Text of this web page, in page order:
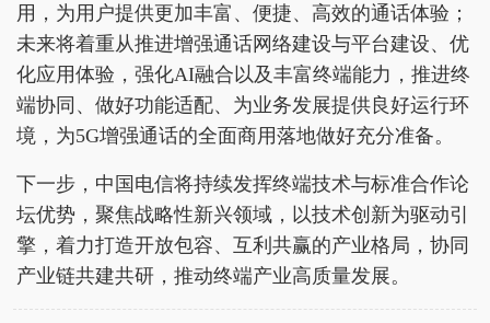
用，为用户提供更加丰富、便捷、高效的通话体验；
未来将着重从推进增强通话网络建设与平台建设、优
化应用体验，强化AI融合以及丰富终端能力，推进终
端协同、做好功能适配、为业务发展提供良好运行环
境，为5G增强通话的全面商用落地做好充分准备。
下一步，中国电信将持续发挥终端技术与标准合作论
坛优势，聚焦战略性新兴领域，以技术创新为驱动引
擎，着力打造开放包容、互利共赢的产业格局，协同
产业链共建共研，推动终端产业高质量发展。